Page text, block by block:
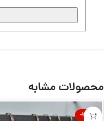
محصولات مشابه
-30%